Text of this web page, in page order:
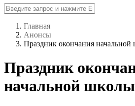
Главная
Анонсы
Праздник окончания
Праздник
начальной